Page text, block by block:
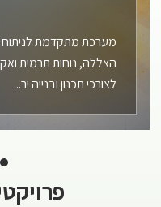
מערכת מתקדמת לניתוח
הצללה, נוחות תרמית
לצורכי תכנון ובנייה יר...